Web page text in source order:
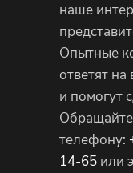
наше
Опытные
ответят
и помогут
телефону:
14-65 или